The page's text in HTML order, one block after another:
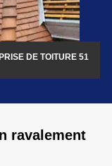
DE TOITURE 51
ravalement